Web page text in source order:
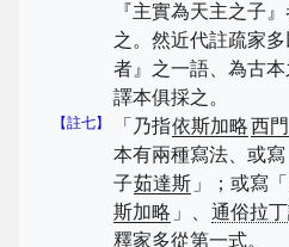
『主實為天主之子』
之。然近代註疏家
者』之一語、為古
譯本俱採之。
【註七】 「乃指依斯加略西門
本有兩種寫法、或
子茹達斯 」；或寫
斯加略 」、 通俗拉
釋家多從第一式。